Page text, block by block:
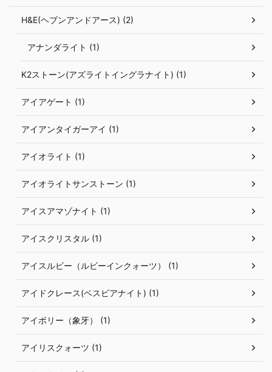
H&E(ヘブンアンドアース) (2)
アナンダライト (1)
K2ストーン(アズライトイングラナイト) (1)
アイアゲート (1)
アイアンタイガーアイ (1)
アイオライト (1)
アイオライトサンストーン (1)
アイスアマゾナイト (1)
アイスクリスタル (1)
アイスルビー（ルビーインクォーツ） (1)
アイドクレース(ベスビアナイト) (1)
アイボリー（象牙） (1)
アイリスクォーツ (1)